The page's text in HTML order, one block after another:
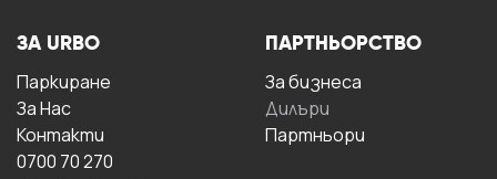
ЗА URBO
Паркиране
За Hас
Контакти
0700 70 270
ПАРТНЬОРСТВО
За бизнесa
Дилъри
Партньори